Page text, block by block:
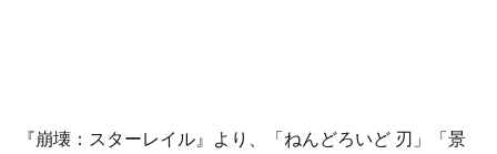
『崩壊：スターレイル』より、「ねんどろいど 刃」「景